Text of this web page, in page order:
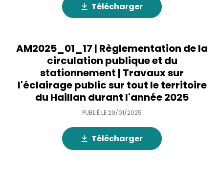
Télécharger
AM2025_01_17 | Règlementation de la
circulation publique et du
stationnement | Travaux sur
l'éclairage public sur tout le territoire
du Haillan durant l'année 2025
PUBLIÉ LE 29/01/2025
Télécharger